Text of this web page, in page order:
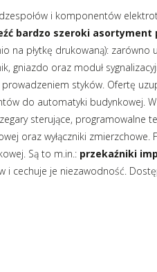
i komponentów
bardzo szeroki asortyment
na płytkę drukowaną):
gniazdo oraz moduł
styków. Ofertę
do automatyki budynkowej.
sterujące, programowalne
oraz wyłączniki
Są to m.in.: przekaźniki
i cechuje je niezawodność.